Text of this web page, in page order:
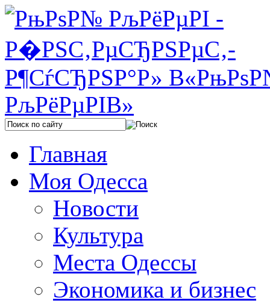
Главная
Моя Одесса
Новости
Культура
Места Одессы
Экономика и бизнес